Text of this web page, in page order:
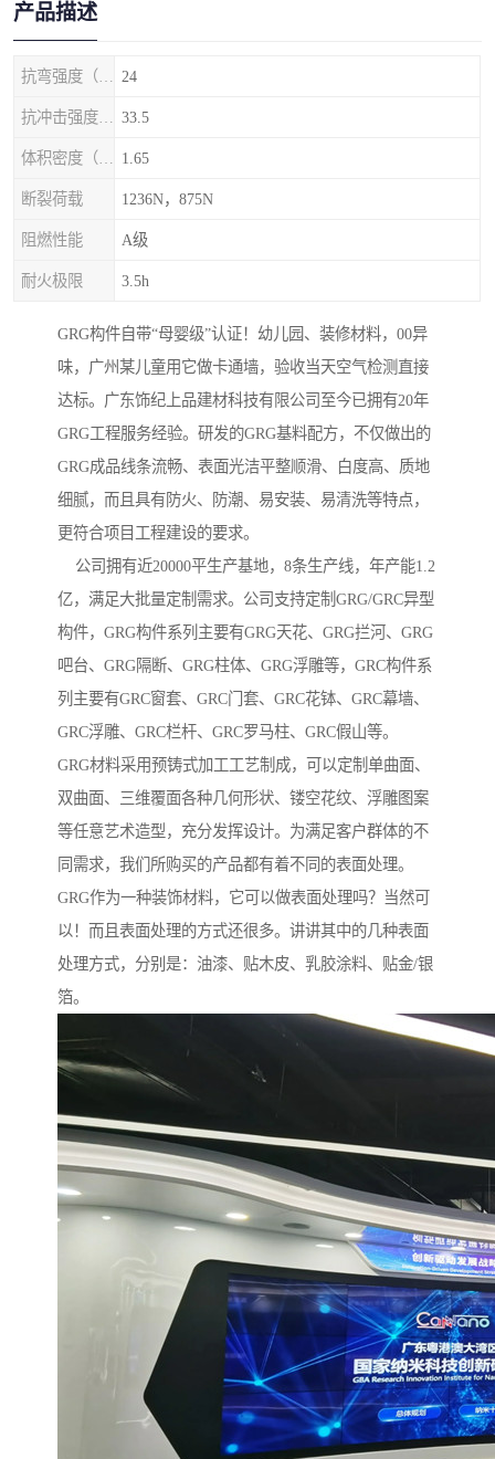
产品描述
24
33.5
1.65
断裂荷载 1236N，875N
阻燃性能 A级
耐火极限 3.5h
GRG构件自带“母婴级”认证！幼儿园、装修材料，00异
味，广州某儿童用它做卡通墙，验收当天空气检测直接
达标。广东饰纪上品建材科技有限公司至今已拥有20年
GRG工程服务经验。研发的GRG基料配方，不仅做出的
GRG成品线条流畅、表面光洁平整顺滑、白度高、质地
细腻，而且具有防火、防潮、易安装、易清洗等特点，
更符合项目工程建设的要求。
公司拥有近20000平生产基地，8条生产线，年产能1.2
亿，满足大批量定制需求。公司支持定制GRG/GRC异型
构件，GRG构件系列主要有GRG天花、GRG拦河、GRG
吧台、GRG隔断、GRG柱体、GRG浮雕等，GRC构件系
列主要有GRC窗套、GRC门套、GRC花钵、GRC幕墙、
GRC浮雕、GRC栏杆、GRC罗马柱、GRC假山等。
GRG材料采用预铸式加工工艺制成，可以定制单曲面、
双曲面、三维覆面各种几何形状、镂空花纹、浮雕图案
等任意艺术造型，充分发挥设计。为满足客户群体的不
同需求，我们所购买的产品都有着不同的表面处理。
GRG作为一种装饰材料，它可以做表面处理吗？当然可
以！而且表面处理的方式还很多。讲讲其中的几种表面
处理方式，分别是：油漆、贴木皮、乳胶涂料、贴金/银
箔。